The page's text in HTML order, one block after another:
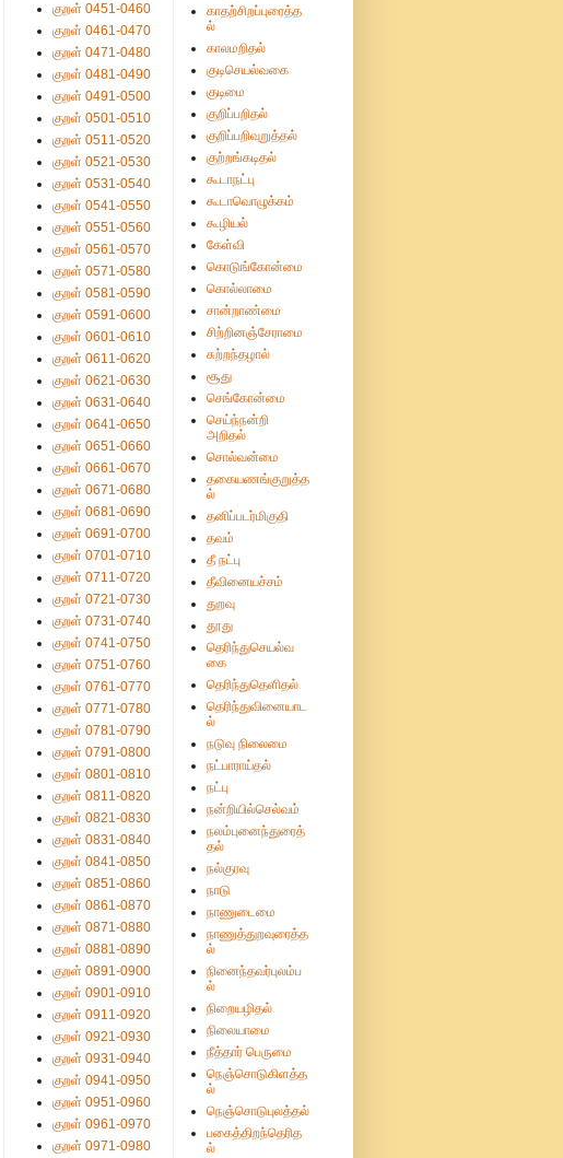
குறள் 0451-0460
குறள் 0461-0470
குறள் 0471-0480
குறள் 0481-0490
குறள் 0491-0500
குறள் 0501-0510
குறள் 0511-0520
குறள் 0521-0530
குறள் 0531-0540
குறள் 0541-0550
குறள் 0551-0560
குறள் 0561-0570
குறள் 0571-0580
குறள் 0581-0590
குறள் 0591-0600
குறள் 0601-0610
குறள் 0611-0620
குறள் 0621-0630
குறள் 0631-0640
குறள் 0641-0650
குறள் 0651-0660
குறள் 0661-0670
குறள் 0671-0680
குறள் 0681-0690
குறள் 0691-0700
குறள் 0701-0710
குறள் 0711-0720
குறள் 0721-0730
குறள் 0731-0740
குறள் 0741-0750
குறள் 0751-0760
குறள் 0761-0770
குறள் 0771-0780
குறள் 0781-0790
குறள் 0791-0800
குறள் 0801-0810
குறள் 0811-0820
குறள் 0821-0830
குறள் 0831-0840
குறள் 0841-0850
குறள் 0851-0860
குறள் 0861-0870
குறள் 0871-0880
குறள் 0881-0890
குறள் 0891-0900
குறள் 0901-0910
குறள் 0911-0920
குறள் 0921-0930
குறள் 0931-0940
குறள் 0941-0950
குறள் 0951-0960
குறள் 0961-0970
குறள் 0971-0980
காதற்சிறப்புரைத்த
ல்
காலமறிதல்
குடிசெயல்வகை
குடிமை
குறிப்பறிதல்
குறிப்பறிவுறுத்தல்
குற்றங்கடிதல்
கூடாநட்பு
கூடாவொழுக்கம்
கூழியல்
கேள்வி
கொடுங்கோன்மை
கொல்லாமை
சான்றாண்மை
சிற்றினஞ்சேராமை
சுற்றந்தழால்
சூது
செங்கோன்மை
செய்ந்நன்றி
அறிதல்
சொல்வன்மை
தகையணங்குறுத்த
ல்
தனிப்படர்மிகுதி
தவம்
தீ நட்பு
தீவினையச்சம்
துறவு
தூது
தெரிந்துசெயல்வ
கை
தெரிந்துதெளிதல்
தெரிந்துவினையாட
ல்
நடுவு நிலைமை
நட்பாராய்தல்
நட்பு
நன்றியில்செல்வம்
நலம்புனைந்துரைத்
தல்
நல்குரவு
நாடு
நாணுடைமை
நாணுத்துறவுரைத்த
ல்
நினைந்தவர்புலம்ப
ல்
நிறையழிதல்
நிலையாமை
நீத்தார் பெருமை
நெஞ்சொடுகிளத்த
ல்
நெஞ்சொடுபுலத்தல்
பகைத்திறந்தெரித
ல்